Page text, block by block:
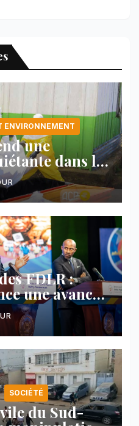
ENVIRONNEMENT
une
dans le
FDLR :
une avancée
sa ligne
SOCIÉTÉ
du Sud-